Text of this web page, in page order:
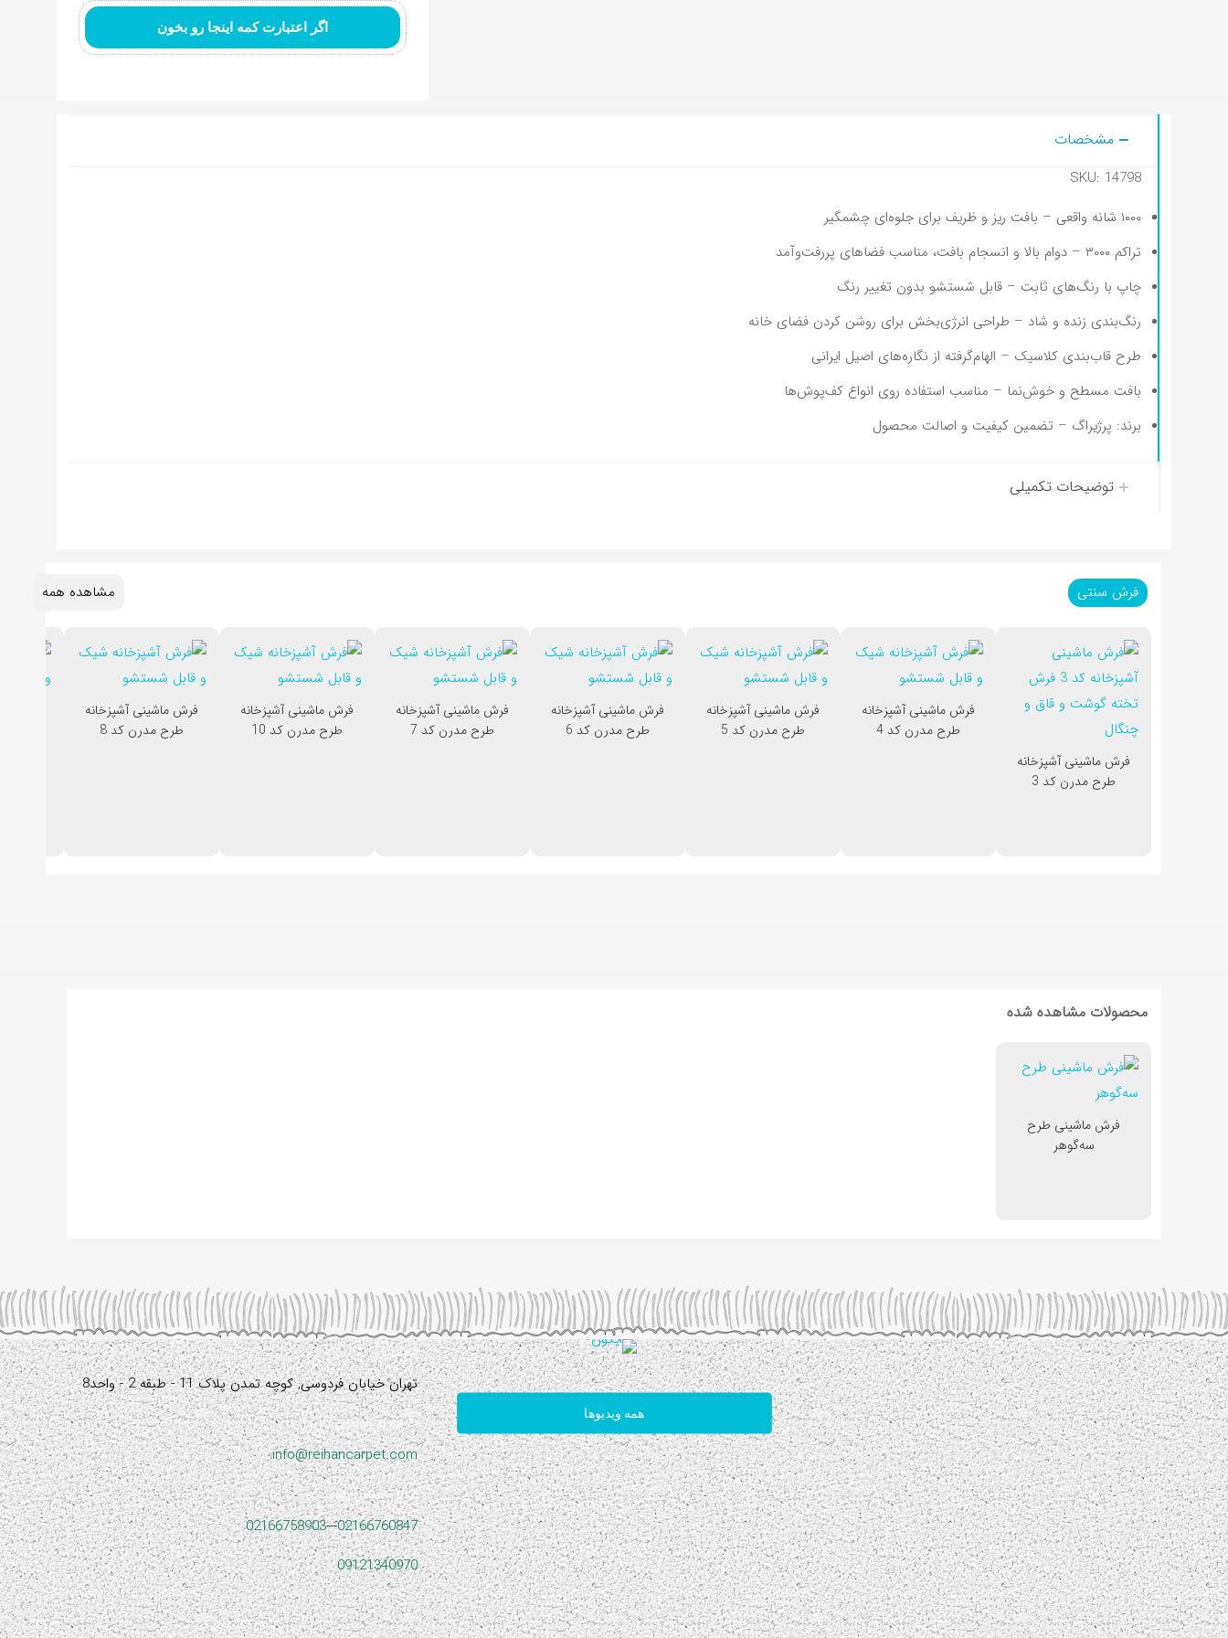
اگر اعتبارت کمه اینجا رو بخون
مشخصات
SKU: 14798
۱۰۰۰ شانه واقعی – بافت ریز و ظریف برای جلوه‌ای چشمگیر
تراکم ۳۰۰۰ – دوام بالا و انسجام بافت، مناسب فضاهای پررفت‌وآمد
چاپ با رنگ‌های ثابت – قابل شستشو بدون تغییر رنگ
رنگ‌بندی زنده و شاد – طراحی انرژی‌بخش برای روشن کردن فضای خانه
طرح قاب‌بندی کلاسیک – الهام‌گرفته از نگاره‌های اصیل ایرانی
بافت مسطح و خوش‌نما – مناسب استفاده روی انواع کف‌پوش‌ها
برند: پرژیراگ – تضمین کیفیت و اصالت محصول
توضیحات تکمیلی
فرش سنتی مشاهده همه
فرش ماشینی آشپزخانه
طرح مدرن کد 3
فرش ماشینی آشپزخانه
طرح مدرن کد 4
فرش ماشینی آشپزخانه
طرح مدرن کد 5
فرش ماشینی آشپزخانه
طرح مدرن کد 6
فرش ماشینی آشپزخانه
طرح مدرن کد 7
فرش ماشینی آشپزخانه
طرح مدرن کد 10
فرش ماشینی آشپزخانه
طرح مدرن کد 8
محصولات مشاهده شده
فرش ماشینی طرح
سه‌گوهر
همه ویدیوها
آدرس:
تهران خیابان فردوسی, کوچه تمدن پلاک 11 - طبقه 2 - واحد8
نیاز به راهنمایی دارید؟
info@reihancarpet.com
با ما تماس بگیرید
02166760847
---
02166758903
09121340970